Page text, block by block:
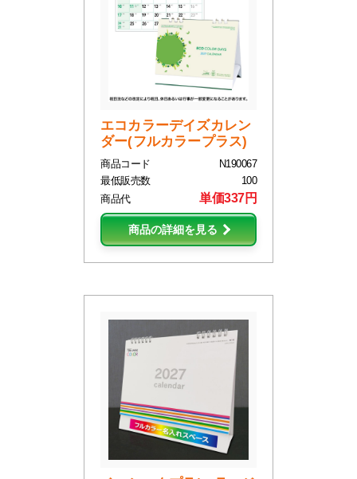
エコカラーデイズカレン
ダー(フルカラープラス)
商品コード
N190067
最低販売数
100
商品代
単価337円
商品の詳細を見る